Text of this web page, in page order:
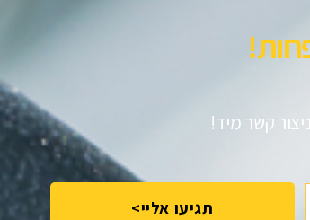
קשר מיד!
תגיעו אליי>